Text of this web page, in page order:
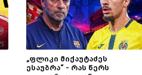
„ფლიკი მიქაუტაძეს
ესაუბრა“ - რას წერს